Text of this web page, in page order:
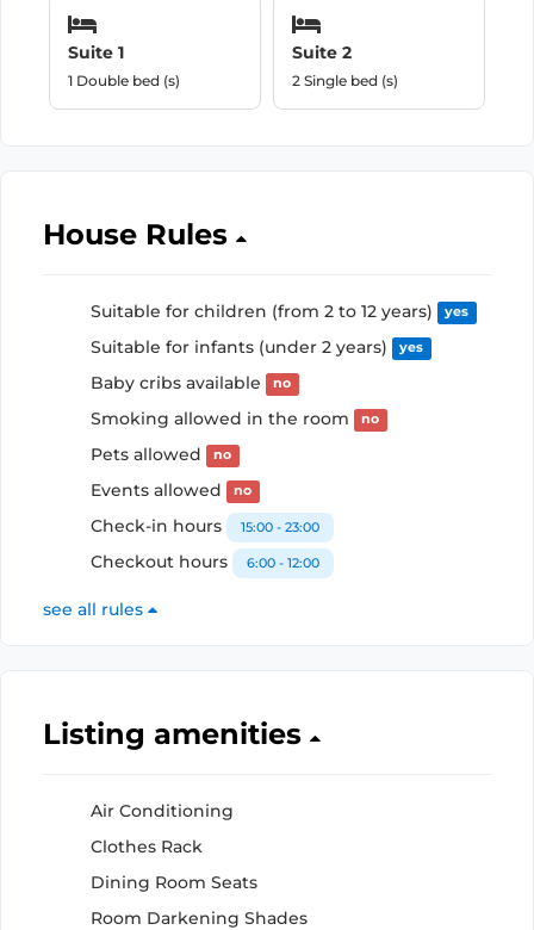
Suite 1
1 Double bed (s)
Suite 2
2 Single bed (s)
House Rules
Suitable for children (from 2 to 12 years) yes
Suitable for infants (under 2 years) yes
Baby cribs available no
Smoking allowed in the room no
Pets allowed no
Events allowed no
Check-in hours 15:00 - 23:00
Checkout hours 6:00 - 12:00
see all rules
Listing amenities
Air Conditioning
Clothes Rack
Dining Room Seats
Room Darkening Shades